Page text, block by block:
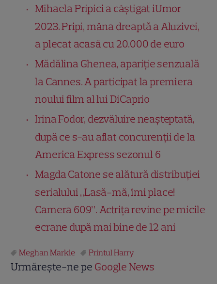
Mihaela Pripici a câștigat iUmor
2023. Pripi, mâna dreaptă a Aluzivei,
a plecat acasă cu 20.000 de euro
Mădălina Ghenea, apariție senzuală
la Cannes. A participat la premiera
noului film al lui DiCaprio
Irina Fodor, dezvăluire neașteptată,
după ce s-au aflat concurenții de la
America Express sezonul 6
Magda Catone se alătură distribuției
serialului „Lasă-mă, îmi place!
Camera 609”. Actriţa revine pe micile
ecrane după mai bine de 12 ani
Meghan Markle Printul Harry
Urmărește-ne pe Google News